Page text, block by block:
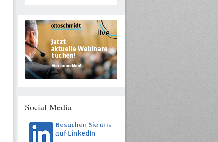
Social Media